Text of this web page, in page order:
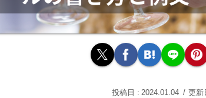
2024.01.04